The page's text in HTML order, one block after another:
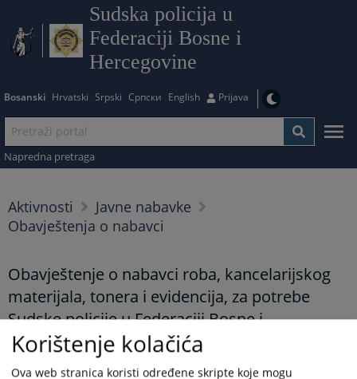
Sudska policija u
Federaciji Bosne i
Hercegovine
Bosanski Hrvatski Srpski Српски English Prijava
Napredna pretraga
Aktivnosti
Javne nabavke
Obavještenja o nabavci
Obavještenje o nabavci roba, kancelarijskog
materijala, tonera i evidencija, za potrebe
Sudske policije u Federaciji Bosne i
Hercegovine
26.05.2026.
Korištenje kolačića
Ova web stranica koristi određene skripte koje mogu